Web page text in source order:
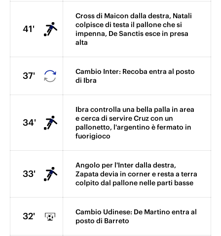
41'
Cross di Maicon dalla destra, Natali
colpisce di testa il pallone che si
impenna, De Sanctis esce in presa
alta
37'
Cambio Inter: Recoba entra al posto
di Ibra
34'
Ibra controlla una bella palla in area
e cerca di servire Cruz con un
pallonetto, l'argentino è fermato in
fuorigioco
33'
Angolo per l'Inter dalla destra,
Zapata devia in corner e resta a terra
colpito dal pallone nelle parti basse
32'
Cambio Udinese: De Martino entra al
posto di Barreto